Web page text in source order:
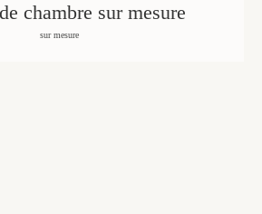
chambre sur mesure
sur mesure